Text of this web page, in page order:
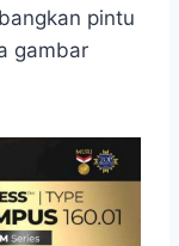
pintu
gambar